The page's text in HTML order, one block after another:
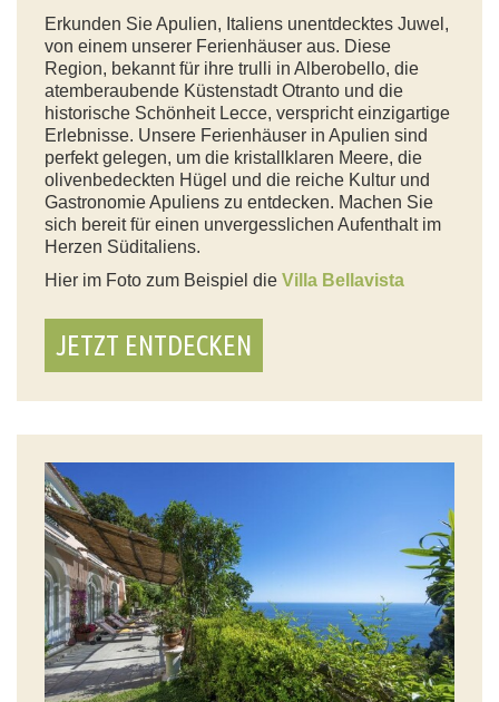
Erkunden Sie Apulien, Italiens unentdecktes Juwel,
von einem unserer Ferienhäuser aus. Diese
Region, bekannt für ihre trulli in Alberobello, die
atemberaubende Küstenstadt Otranto und die
historische Schönheit Lecce, verspricht einzigartige
Erlebnisse. Unsere Ferienhäuser in Apulien sind
perfekt gelegen, um die kristallklaren Meere, die
olivenbedeckten Hügel und die reiche Kultur und
Gastronomie Apuliens zu entdecken. Machen Sie
sich bereit für einen unvergesslichen Aufenthalt im
Herzen Süditaliens.
Hier im Foto zum Beispiel die Villa Bellavista
JETZT ENTDECKEN